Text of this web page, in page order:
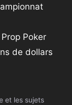
Poker
de dollars
et les sujets